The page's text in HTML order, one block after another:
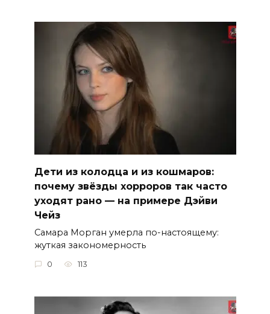
Дети из колодца и из кошмаров:
почему звёзды хорроров так часто
уходят рано — на примере Дэйви
Чейз
Самара Морган умерла по-настоящему:
жуткая закономерность
0 113